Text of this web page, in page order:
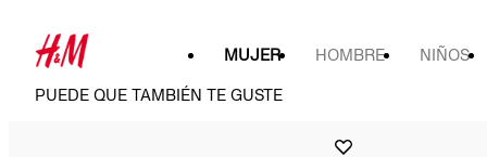
MUJER HOMBRE NIÑOS
PUEDE QUE TAMBIÉN TE GUSTE